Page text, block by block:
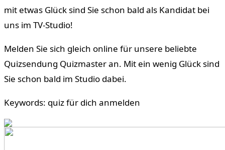
mit etwas Glück sind Sie schon bald als Kandidat bei
uns im TV-Studio!
Melden Sie sich gleich online für unsere beliebte
Quizsendung Quizmaster an. Mit ein wenig Glück sind
Sie schon bald im Studio dabei.
Keywords: quiz für dich anmelden